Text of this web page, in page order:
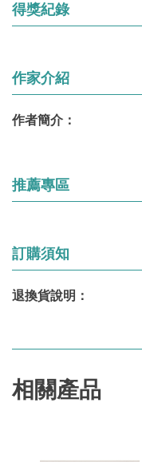
得獎紀錄
作家介紹
作者簡介：
推薦專區
訂購須知
退換貨說明：
相關產品